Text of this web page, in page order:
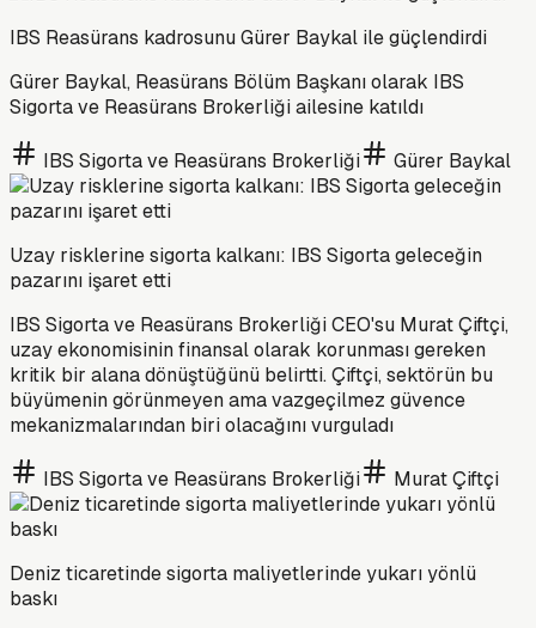
IBS Reasürans kadrosunu Gürer Baykal ile güçlendirdi
Gürer Baykal, Reasürans Bölüm Başkanı olarak IBS
Sigorta ve Reasürans Brokerliği ailesine katıldı
IBS Sigorta ve Reasürans Brokerliği Gürer Baykal
Uzay risklerine sigorta kalkanı: IBS Sigorta geleceğin
pazarını işaret etti
IBS Sigorta ve Reasürans Brokerliği CEO'su Murat Çiftçi,
uzay ekonomisinin finansal olarak korunması gereken
kritik bir alana dönüştüğünü belirtti. Çiftçi, sektörün bu
büyümenin görünmeyen ama vazgeçilmez güvence
mekanizmalarından biri olacağını vurguladı
IBS Sigorta ve Reasürans Brokerliği Murat Çiftçi
Deniz ticaretinde sigorta maliyetlerinde yukarı yönlü
baskı